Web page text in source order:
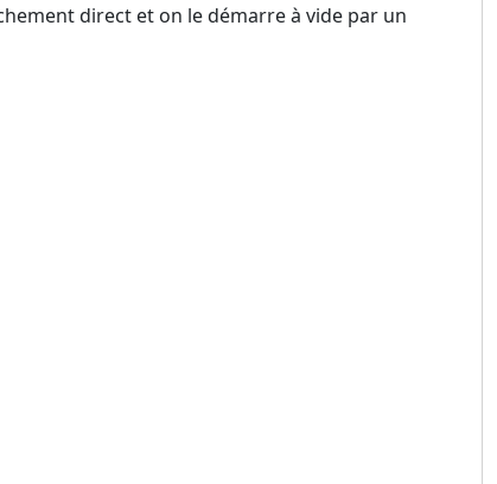
direct et on le démarre à vide par un